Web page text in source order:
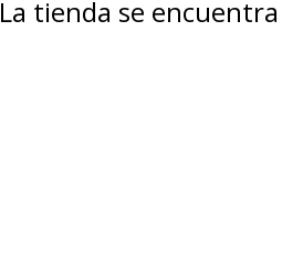
La tienda se